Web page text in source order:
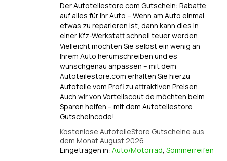
Der Autoteilestore.com Gutschein: Rabatte
auf alles für Ihr Auto – Wenn am Auto einmal
etwas zu reparieren ist, dann kann dies in
einer Kfz-Werkstatt schnell teuer werden.
Vielleicht möchten Sie selbst ein wenig an
Ihrem Auto herumschreiben und es
wunschgenau anpassen – mit dem
Autoteilestore.com erhalten Sie hierzu
Autoteile vom Profi zu attraktiven Preisen.
Auch wir von Vorteilscout.de möchten beim
Sparen helfen – mit dem Autoteilestore
Gutscheincode!
Kostenlose AutoteileStore Gutscheine aus
dem Monat August 2026
Eingetragen in: Auto/Motorrad, Sommerreifen